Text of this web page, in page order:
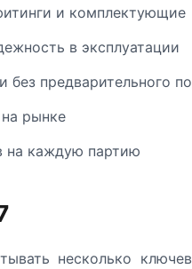
и комплектующие
в эксплуатации
предварительного
рынке
на каждую партию
несколько